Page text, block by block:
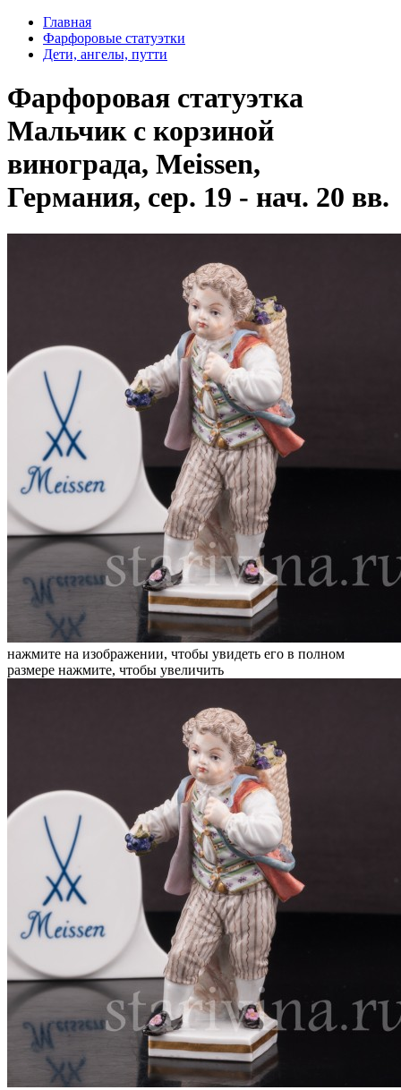
Главная
Фарфоровые статуэтки
Дети, ангелы, путти
Фарфоровая статуэтка
Мальчик с корзиной
винограда, Meissen,
Германия, сер. 19 - нач. 20 вв.
нажмите на изображении, чтобы увидеть его в полном
размере нажмите, чтобы увеличить